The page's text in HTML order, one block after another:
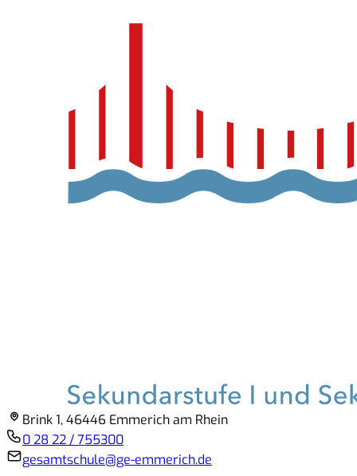
Brink 1, 46446 Emmerich am Rhein
0 28 22 / 755300
gesamtschule@ge-emmerich.de